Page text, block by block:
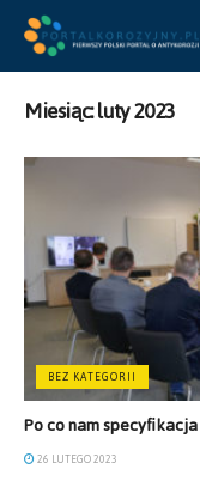
Miesiąc:luty 2023
BEZ KATEGORII
Po co nam
26 LUTEGO 2023